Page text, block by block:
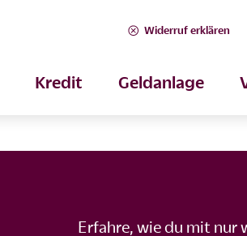
Widerruf erklären
Kredit Geldanlage
Erfahre, wie du mit nur